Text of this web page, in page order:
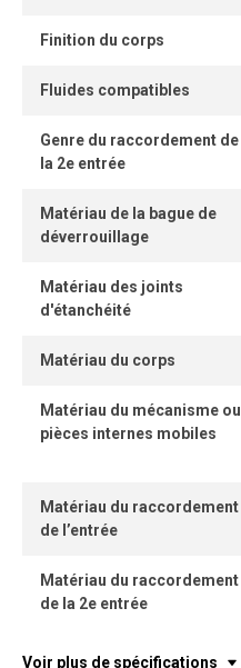
Finition du corps
Fluides compatibles
Genre du raccordement de
la 2e entrée
Matériau de la bague de
déverrouillage
Matériau des joints
d'étanchéité
Matériau du corps
Matériau du mécanisme ou
pièces internes mobiles
Matériau du raccordement
de l’entrée
Matériau du raccordement
de la 2e entrée
Voir plus de spécifications